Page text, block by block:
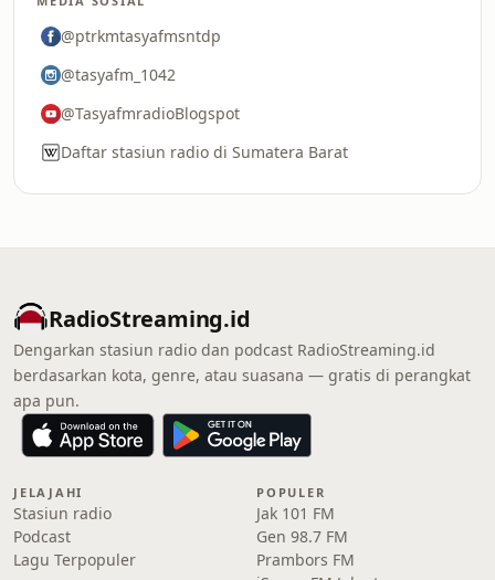
@ptrkmtasyafmsntdp
@tasyafm_1042
@TasyafmradioBlogspot
Daftar stasiun radio di Sumatera Barat
RadioStreaming.id
Dengarkan stasiun radio dan podcast RadioStreaming.id
berdasarkan kota, genre, atau suasana — gratis di perangkat
apa pun.
JELAJAHI
Stasiun radio
Podcast
Lagu Terpopuler
POPULER
Jak 101 FM
Gen 98.7 FM
Prambors FM